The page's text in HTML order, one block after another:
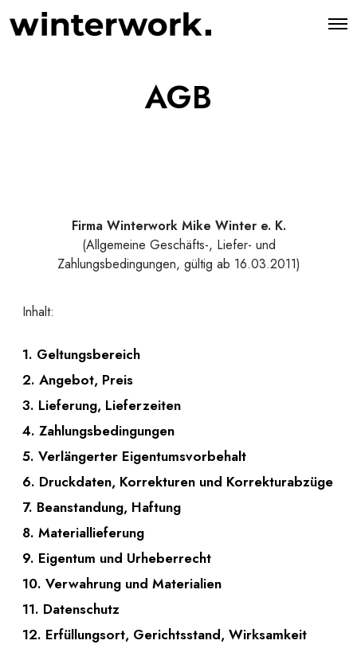
AGB
Firma Winterwork Mike Winter e. K.
(Allgemeine Geschäfts-, Liefer- und
Zahlungsbedingungen, gültig ab 16.03.2011)
Inhalt:
1. Geltungsbereich
2. Angebot, Preis
3. Lieferung, Lieferzeiten
4. Zahlungsbedingungen
5. Verlängerter Eigentumsvorbehalt
6. Druckdaten, Korrekturen und Korrekturabzüge
7. Beanstandung, Haftung
8. Materiallieferung
9. Eigentum und Urheberrecht
10. Verwahrung und Materialien
11. Datenschutz
12. Erfüllungsort, Gerichtsstand, Wirksamkeit